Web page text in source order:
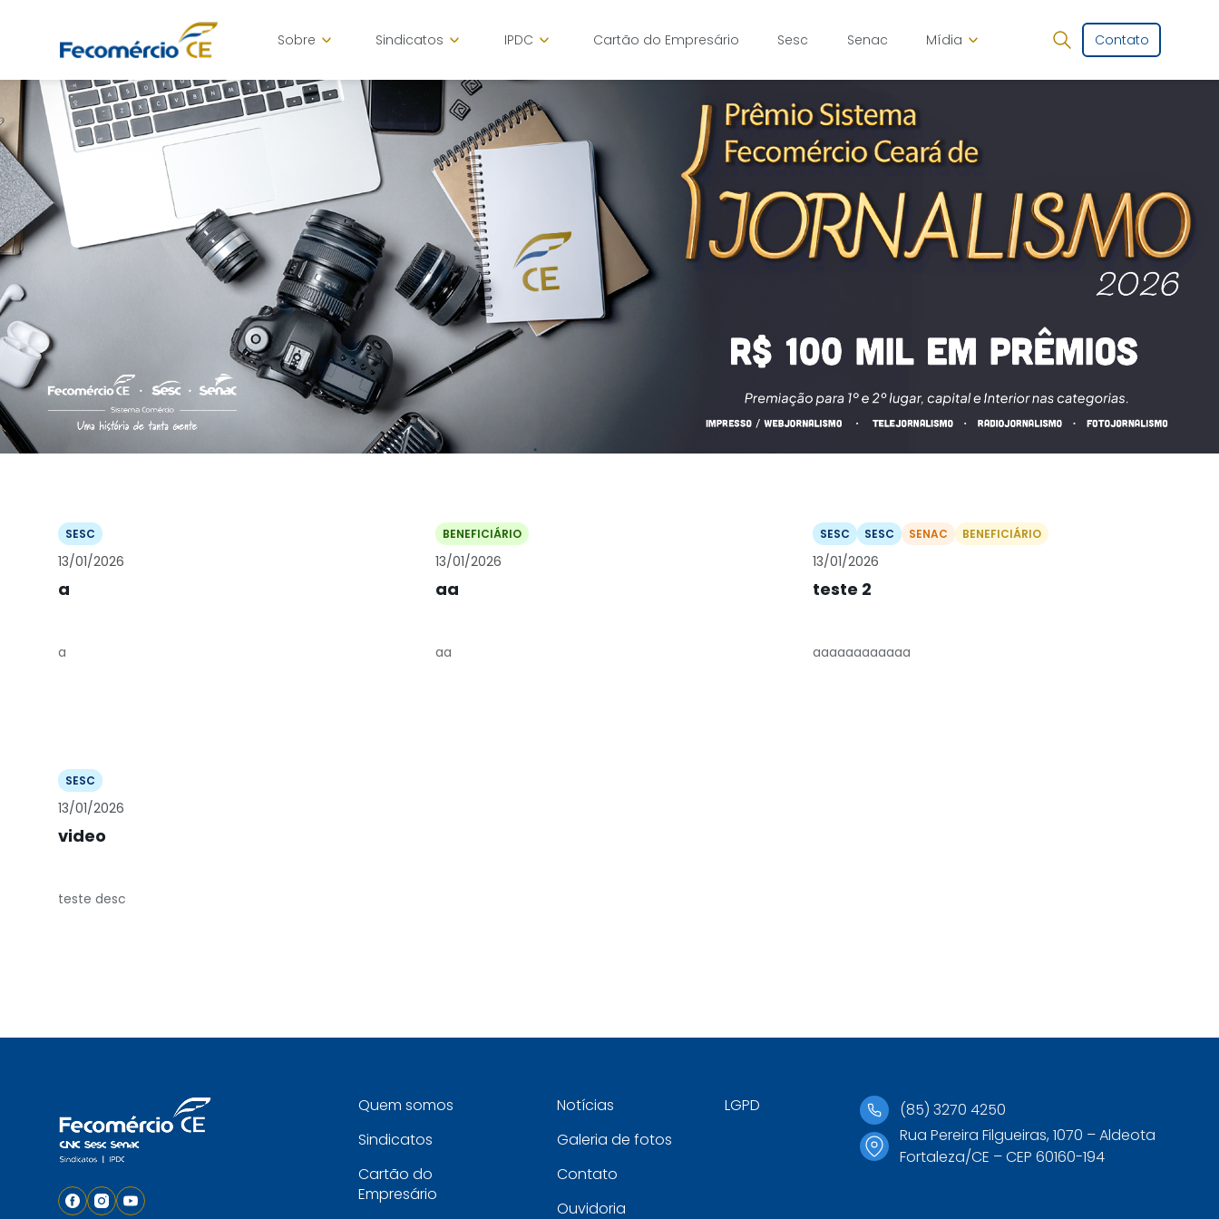
Sobre Sindicatos IPDC Cartão do Empresário Sesc Senac Mídia Contato
SESC
13/01/2026
a
a
BENEFICIÁRIO
13/01/2026
aa
aa
SESC SESC SENAC BENEFICIÁRIO
13/01/2026
teste 2
aaaaaaaaaaaa
SESC
13/01/2026
video
teste desc
Quem somos
Sindicatos
Cartão do
Empresário
Notícias
Galeria de fotos
Contato
Ouvidoria
LGPD
(85) 3270 4250
Rua Pereira Filgueiras, 1070 – Aldeota
Fortaleza/CE – CEP 60160-194